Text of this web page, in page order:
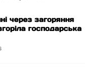
через загоряння
господарська